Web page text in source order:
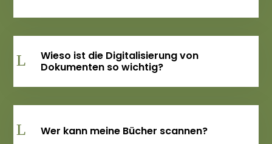
Wieso ist die Digitalisierung von
Dokumenten so wichtig?
Wer kann meine Bücher scannen?